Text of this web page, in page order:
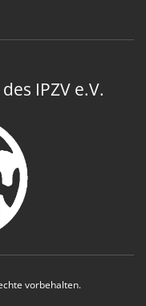
IPZV e.V.
vorbehalten.